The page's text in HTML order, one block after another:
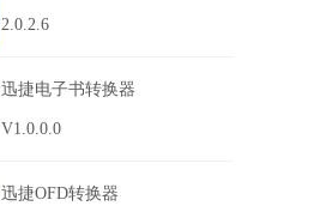
2.0.2.6
迅捷电子书转换器
V1.0.0.0
迅捷OFD转换器